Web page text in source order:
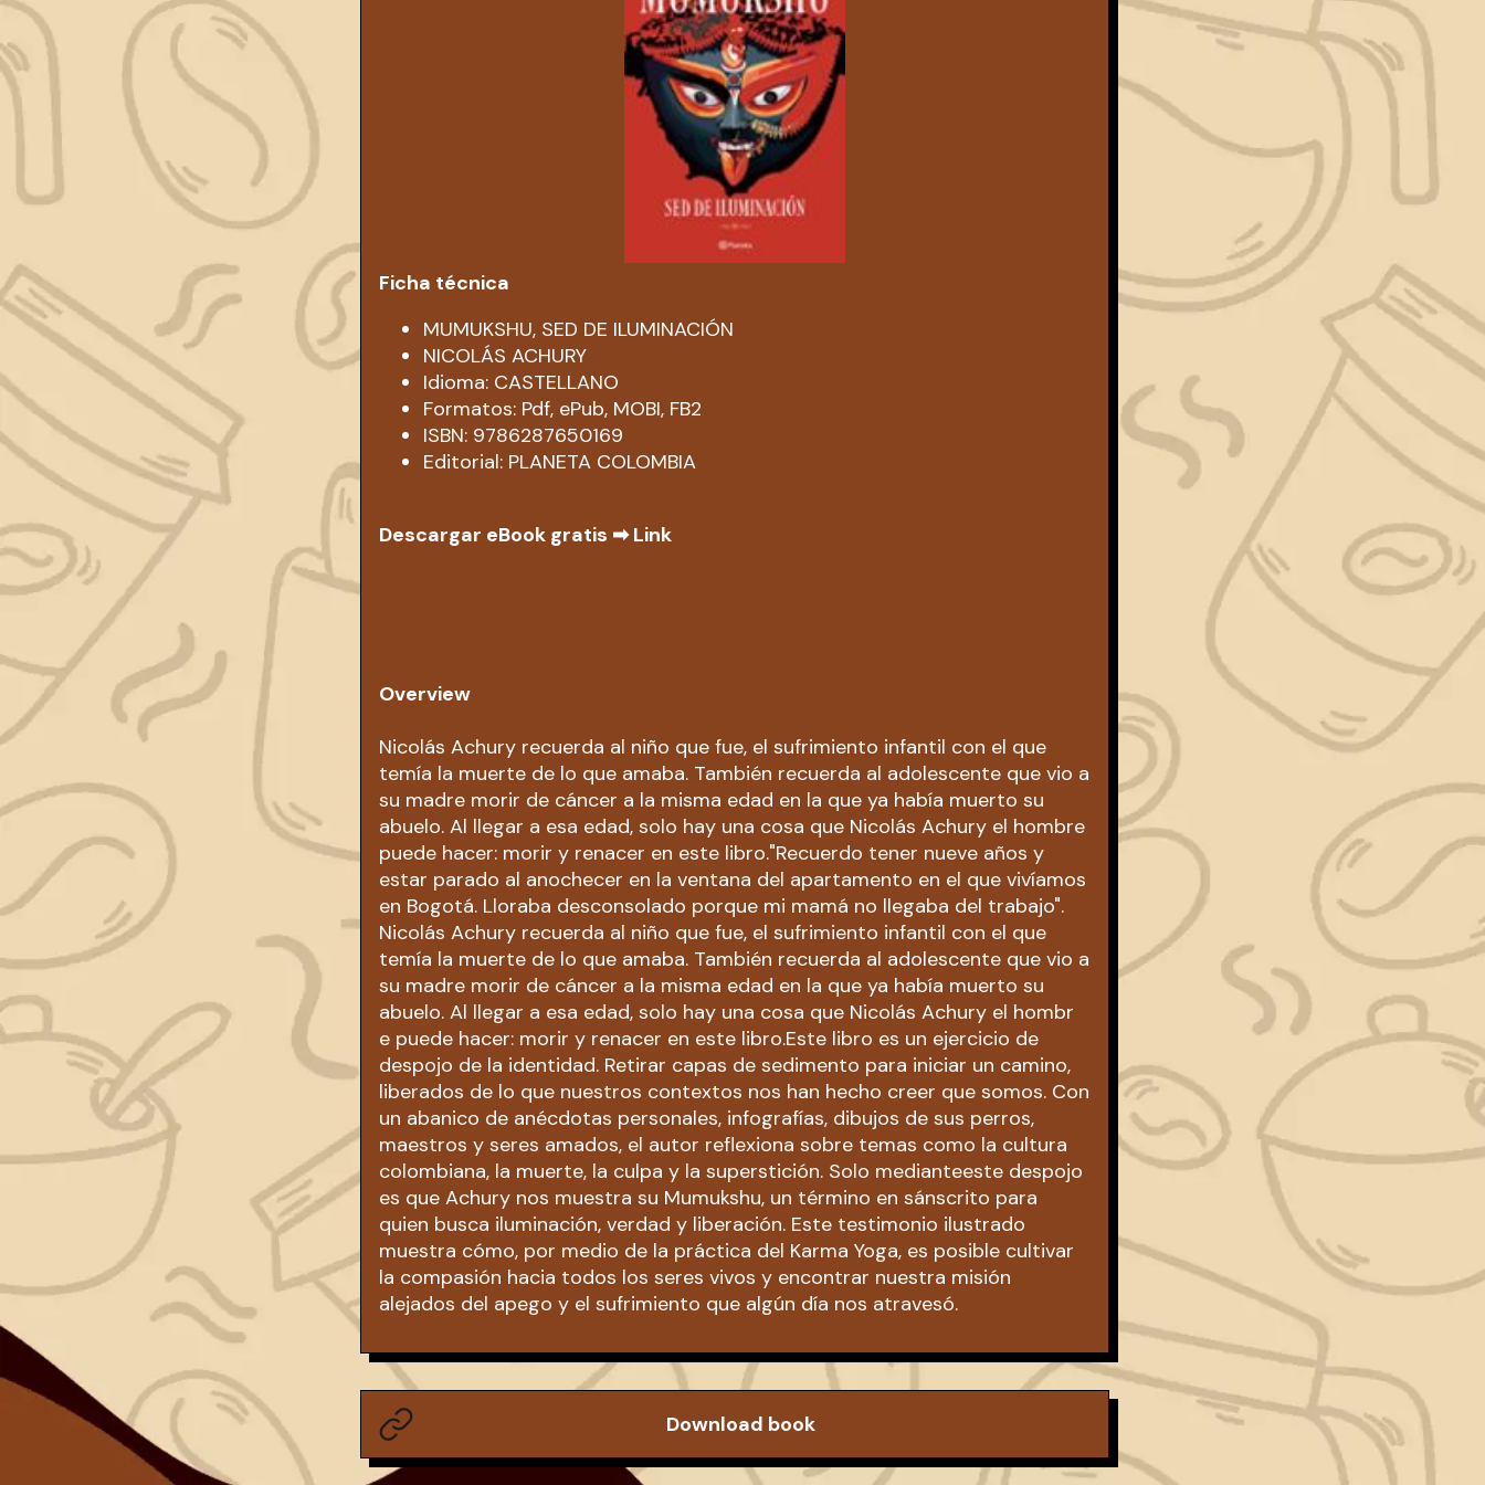
Ficha técnica
MUMUKSHU, SED DE ILUMINACIÓN
NICOLÁS ACHURY
Idioma: CASTELLANO
Formatos: Pdf, ePub, MOBI, FB2
ISBN: 9786287650169
Editorial: PLANETA COLOMBIA
Descargar eBook gratis ➡Link
Overview
Nicolás Achury recuerda al niño que fue, el sufrimiento infantil con el que
temía la muerte de lo que amaba. También recuerda al adolescente que vio a
su madre morir de cáncer a la misma edad en la que ya había muerto su
abuelo. Al llegar a esa edad, solo hay una cosa que Nicolás Achury el hombre
puede hacer: morir y renacer en este libro."Recuerdo tener nueve años y
estar parado al anochecer en la ventana del apartamento en el que vivíamos
en Bogotá. Lloraba desconsolado porque mi mamá no llegaba del trabajo".
Nicolás Achury recuerda al niño que fue, el sufrimiento infantil con el que
temía la muerte de lo que amaba. También recuerda al adolescente que vio a
su madre morir de cáncer a la misma edad en la que ya había muerto su
abuelo. Al llegar a esa edad, solo hay una cosa que Nicolás Achury el hombr
e puede hacer: morir y renacer en este libro.Este libro es un ejercicio de
despojo de la identidad. Retirar capas de sedimento para iniciar un camino,
liberados de lo que nuestros contextos nos han hecho creer que somos. Con
un abanico de anécdotas personales, infografías, dibujos de sus perros,
maestros y seres amados, el autor reflexiona sobre temas como la cultura
colombiana, la muerte, la culpa y la superstición. Solo medianteeste despojo
es que Achury nos muestra su Mumukshu, un término en sánscrito para
quien busca iluminación, verdad y liberación. Este testimonio ilustrado
muestra cómo, por medio de la práctica del Karma Yoga, es posible cultivar
la compasión hacia todos los seres vivos y encontrar nuestra misión
alejados del apego y el sufrimiento que algún día nos atravesó.
Download book